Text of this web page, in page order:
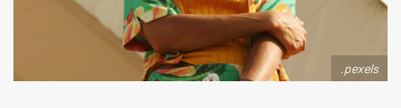
.pexels